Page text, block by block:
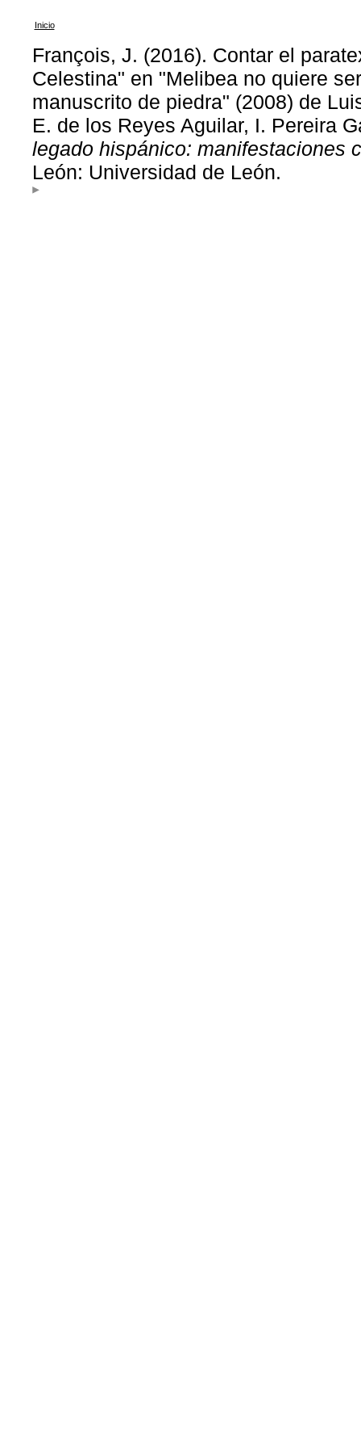
Inicio
François, J. (2016). Contar el
Celestina" en "Melibea no quiere
manuscrito de piedra" (2008) de
E. de los Reyes Aguilar, I. Pereira
legado hispánico: manifestaciones
León: Universidad de León.